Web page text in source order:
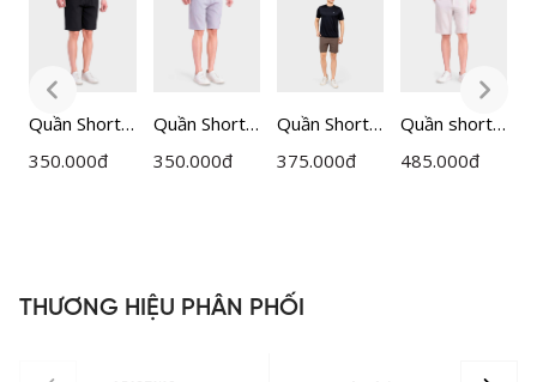
Quần Short
thể thao cạp
350.000đ
Quần Short
thể thao cạp
0
350.000đ
Quần Short
Nam
375.000đ
Quần short
thể thao cạp
485.000đ
THƯƠNG HIỆU PHÂN PHỐI